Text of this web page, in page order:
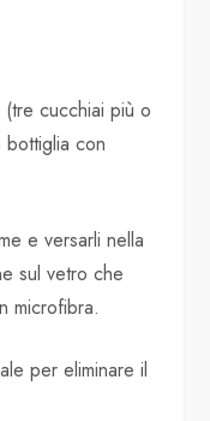
cucchiai più o
con
e versarli nella
sul vetro che
microfibra.
per eliminare il